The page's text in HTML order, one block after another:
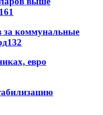
161
за коммунальные
132
евро